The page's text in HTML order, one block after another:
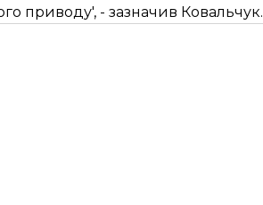
приводу', - зазначив Ковальчук.